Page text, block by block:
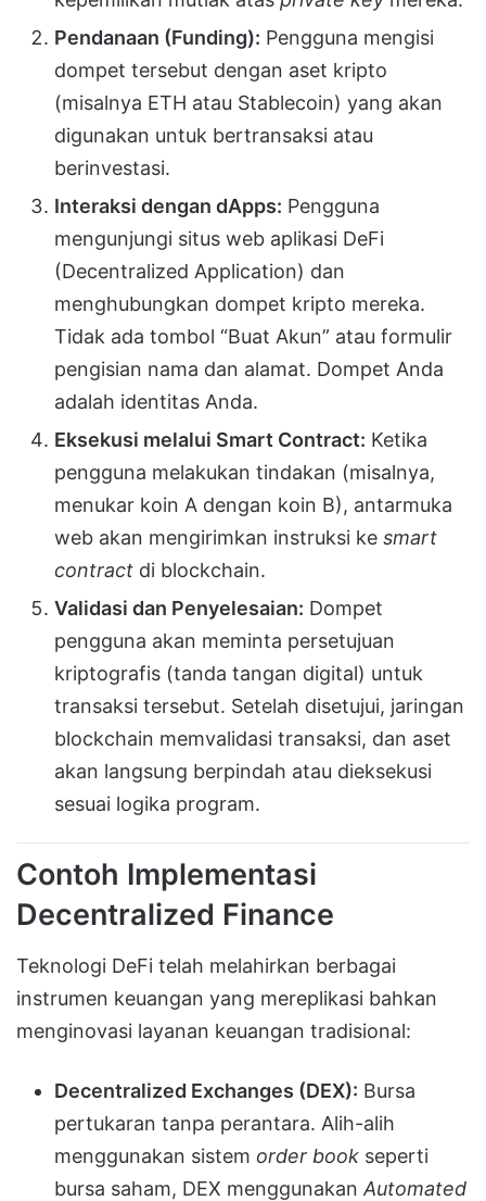
Pendanaan (Funding): Pengguna mengisi
dompet tersebut dengan aset kripto
(misalnya ETH atau Stablecoin) yang akan
digunakan untuk bertransaksi atau
berinvestasi.
Interaksi dengan dApps: Pengguna
mengunjungi situs web aplikasi DeFi
(Decentralized Application) dan
menghubungkan dompet kripto mereka.
Tidak ada tombol “Buat Akun” atau formulir
pengisian nama dan alamat. Dompet Anda
adalah identitas Anda.
Eksekusi melalui Smart Contract: Ketika
pengguna melakukan tindakan (misalnya,
menukar koin A dengan koin B), antarmuka
web akan mengirimkan instruksi ke smart
contract di blockchain.
Validasi dan Penyelesaian: Dompet
pengguna akan meminta persetujuan
kriptografis (tanda tangan digital) untuk
transaksi tersebut. Setelah disetujui, jaringan
blockchain memvalidasi transaksi, dan aset
akan langsung berpindah atau dieksekusi
sesuai logika program.
Contoh Implementasi
Decentralized Finance
Teknologi DeFi telah melahirkan berbagai
instrumen keuangan yang mereplikasi bahkan
menginovasi layanan keuangan tradisional:
Decentralized Exchanges (DEX): Bursa
pertukaran tanpa perantara. Alih-alih
menggunakan sistem order book seperti
bursa saham, DEX menggunakan Automated